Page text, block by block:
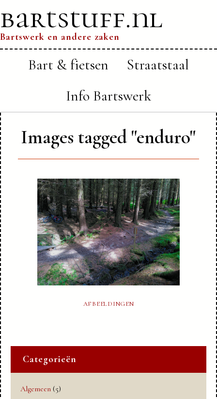
bartstuff.nl
Bartswerk en andere zaken
Bart & fietsen
Straatstaal
Info Bartswerk
Images tagged "enduro"
AFBEELDINGEN
Categorieën
Algemeen (5)